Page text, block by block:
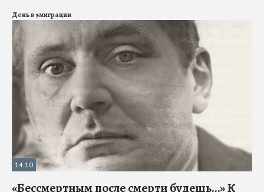
День в эмиграции
14:10
«Бессмертным после смерти будешь…» К